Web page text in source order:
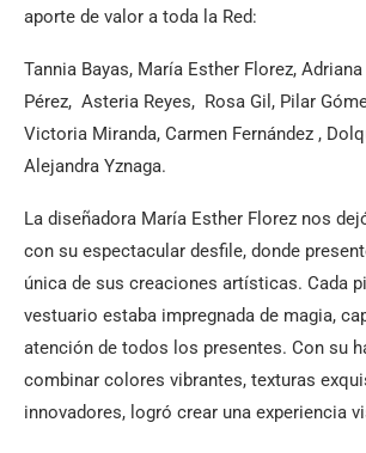
aporte de valor a toda la Red:
Tannia Bayas, María Esther Florez,
Pérez, Asteria Reyes, Rosa Gil, Pilar
Victoria Miranda, Carmen Fernández ,
Alejandra Yznaga.
La diseñadora María Esther Florez nos
con su espectacular desfile, donde
única de sus creaciones artísticas. Cada
vestuario estaba impregnada de magia,
atención de todos los presentes. Con su
combinar colores vibrantes, texturas
innovadores, logró crear una experiencia